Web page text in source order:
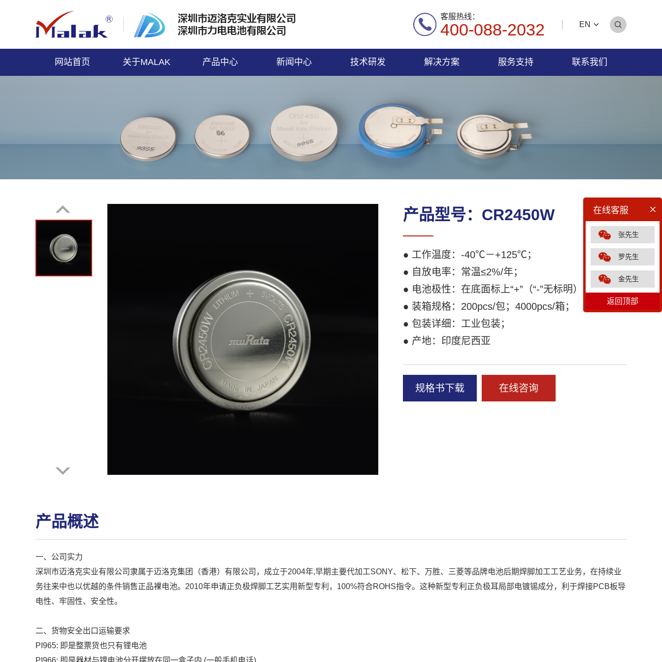
客服热线：
400-088-2032 EN
网站首页 关于MALAK 产品中心 新闻中心 技术研发 解决方案 服务支持 联系我们
产品型号： CR2450W
● 工作温度：-40℃－+125℃；
● 自放电率：常温≤2%/年；
● 电池极性：在底面标上“+”（“-”无标明）；
● 装箱规格：200pcs/包；4000pcs/箱；
● 包装详细：工业包装；
● 产地：印度尼西亚
规格书下载 在线咨询
产品概述
一、公司实力
深圳市迈洛克实业有限公司隶属于迈洛克集团（香港）有限公司，成立于2004年,早期主要代加工SONY、松下、万胜、三菱等品牌电池后期焊脚加工工艺业务，在持续业
务往来中也以优越的条件销售正品裸电池。2010年申请正负极焊脚工艺实用新型专利，100%符合ROHS指令。这种新型专利正负极耳局部电镀锡成分，利于焊接PCB板导
电性、牢固性、安全性。
二、货物安全出口运输要求
PI965: 即是整票货也只有锂电池
PI966: 即是器材与锂电池分开摆放在同一盒子内 (一般手机电话)
在线客服
张先生
罗先生
金先生
返回顶部